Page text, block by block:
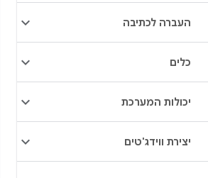
העברה לכתיבה
כלים
יכולות המערכת
יצירת ווידג'טים